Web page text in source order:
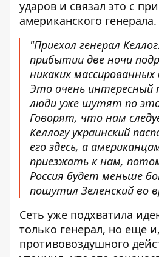
ударов и связал это с
американского генерала.
"Приехал генерал
прибытии две ночи
никаких массированных
Это очень интересный
люди уже шутят по
Говорят, что нам
Келлогу украинский
его здесь, а
приезжать к нам,
Россия будет меньше
пошутил Зеленский во
Сеть уже подхватила
только генерал, но еще
противовоздушного